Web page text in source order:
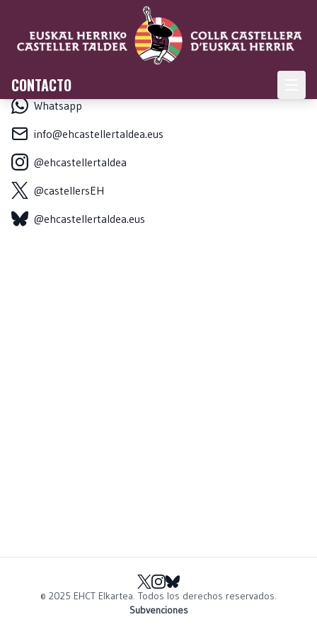
CONTACTO
Whatsapp
info@ehcastellertaldea.eus
@ehcastellertaldea
@castellersEH
@ehcastellertaldea.eus
© 2025 EHCT Elkartea. Todos los derechos reservados.
Subvenciones